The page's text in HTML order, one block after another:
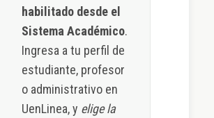
habilitado desde el
Sistema Académico.
Ingresa a tu perfil de
estudiante, profesor
o administrativo en
UenLinea, y elige la